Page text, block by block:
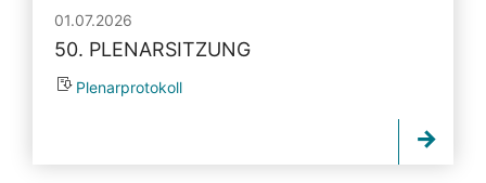
01.07.2026
50. PLENARSITZUNG
Plenarprotokoll